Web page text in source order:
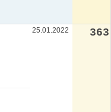
25.01.2022 363